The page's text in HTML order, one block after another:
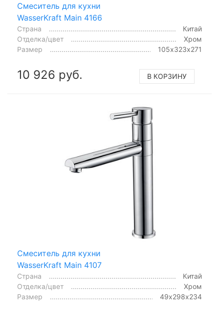
Смеситель для кухни
WasserKraft Main 4166
Страна
Китай
Отделка/цвет
Хром
Размер
105х323х271
10 926 руб. В КОРЗИНУ
Смеситель для кухни
WasserKraft Main 4107
Страна
Китай
Отделка/цвет
Хром
Размер
49х298х234